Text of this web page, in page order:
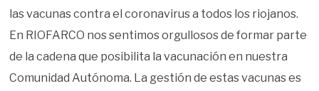
las vacunas contra el coronavirus a todos los riojanos.
En RIOFARCO nos sentimos orgullosos de formar parte
de la cadena que posibilita la vacunación en nuestra
Comunidad Autónoma. La gestión de estas vacunas es